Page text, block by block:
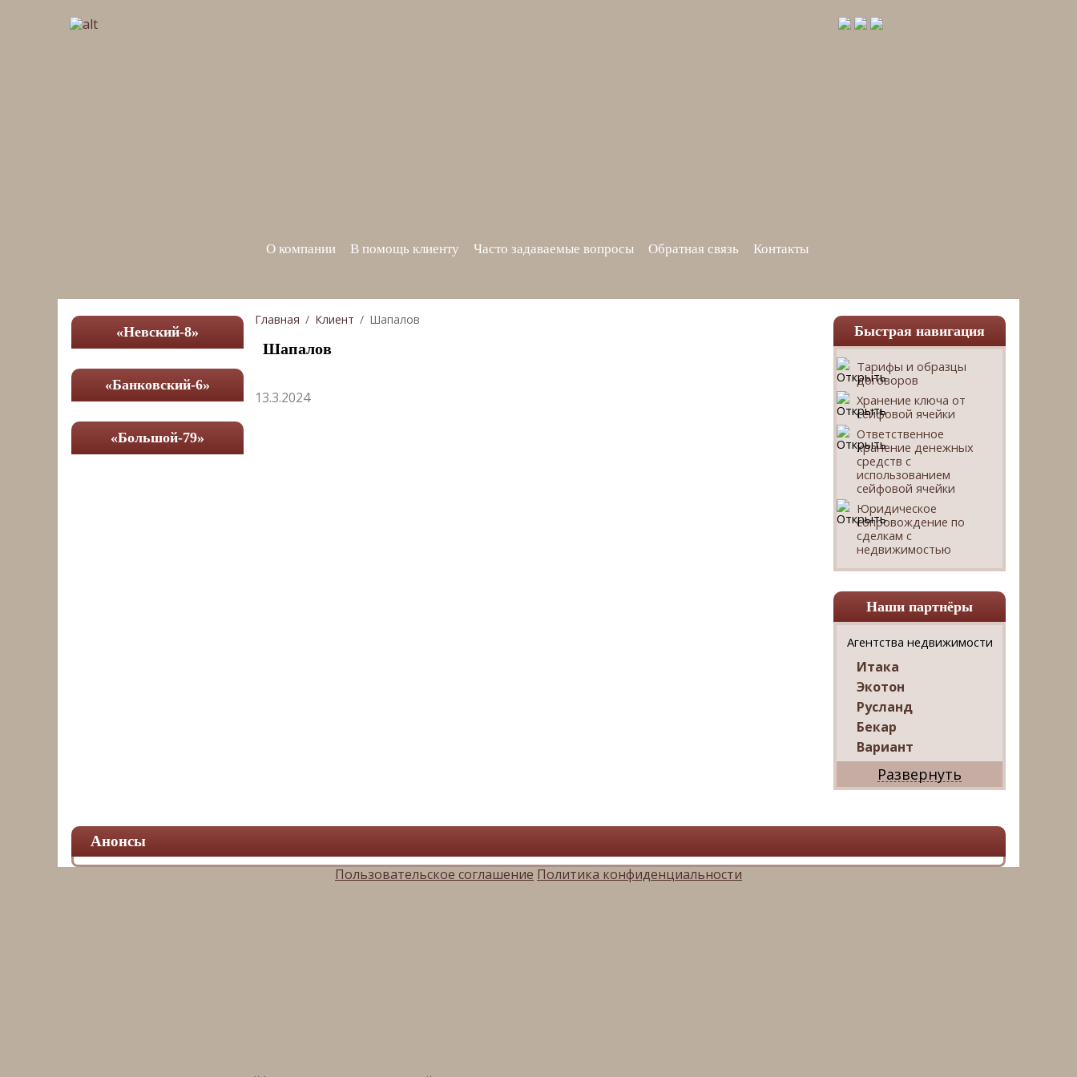
О компании В помощь клиенту Часто задаваемые вопросы Обратная связь Контакты
«Невский-8»
«Банковский-6»
«Большой-79»
Главная Клиент Шапалов
Шапалов
13.3.2024
Быстрая навигация
Тарифы и образцы
договоров
Хранение ключа от
сейфовой ячейки
Ответственное
хранение денежных
средств с
использованием
сейфовой ячейки
Юридическое
сопровождение по
сделкам с
недвижимостью
Наши партнёры
Агентства недвижимости
Итака
Экотон
Русланд
Бекар
Вариант
Дриада
Реал
Ваш Дом
Мир квартир
Анонсы
Пользовательское соглашение Политика конфиденциальности